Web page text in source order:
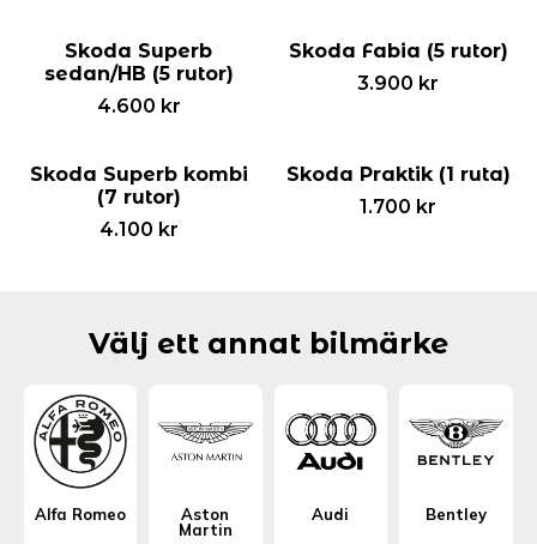
Skoda Superb
sedan/HB (5 rutor)
4.600 kr
Skoda Fabia (5 rutor)
3.900 kr
Skoda Superb kombi
(7 rutor)
4.100 kr
Skoda Praktik (1 ruta)
1.700 kr
Välj ett annat bilmärke
Alfa Romeo
Aston
Martin
Audi Bentley